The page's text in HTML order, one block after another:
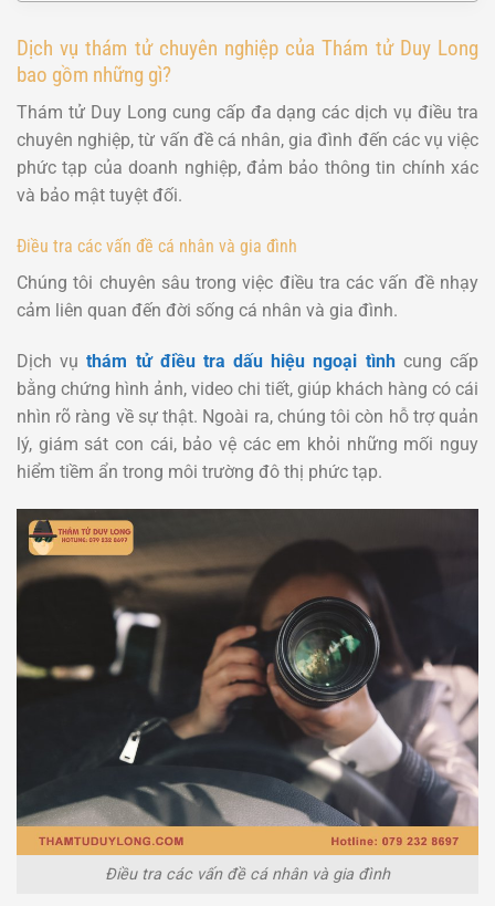
Dịch vụ thám tử chuyên nghiệp của Thám tử Duy Long
bao gồm những gì?
Thám tử Duy Long cung cấp đa dạng các dịch vụ điều tra
chuyên nghiệp, từ vấn đề cá nhân, gia đình đến các vụ việc
phức tạp của doanh nghiệp, đảm bảo thông tin chính xác
và bảo mật tuyệt đối.
Điều tra các vấn đề cá nhân và gia đình
Chúng tôi chuyên sâu trong việc điều tra các vấn đề nhạy
cảm liên quan đến đời sống cá nhân và gia đình.
Dịch vụthám tử điều tra dấu hiệu ngoại tìnhcung cấp
bằng chứng hình ảnh, video chi tiết, giúp khách hàng có cái
nhìn rõ ràng về sự thật. Ngoài ra, chúng tôi còn hỗ trợ quản
lý, giám sát con cái, bảo vệ các em khỏi những mối nguy
hiểm tiềm ẩn trong môi trường đô thị phức tạp.
Điều tra các vấn đề cá nhân và gia đình